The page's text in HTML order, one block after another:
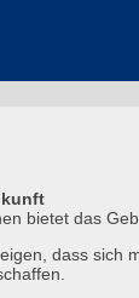
bietet das
dass